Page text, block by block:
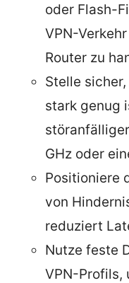
oder Flash-
VPN-
Router zu
Stelle
stark genug
GHz oder
Positioniere
von
reduziert
Nutze feste
VPN-Profils,